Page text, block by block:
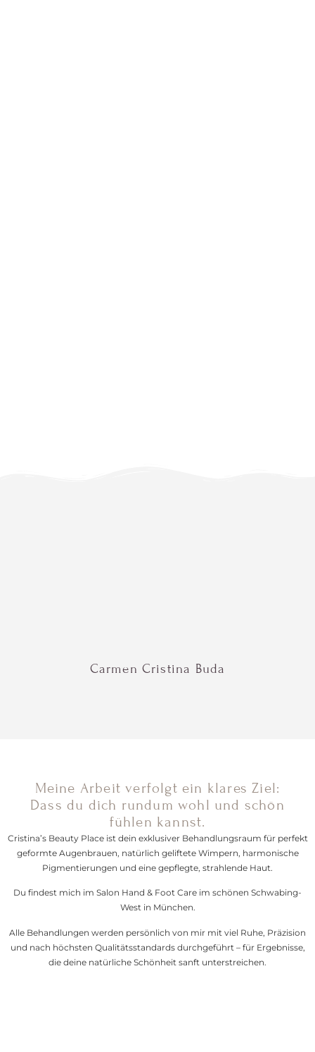
Carmen Cristina Buda
Meine Arbeit verfolgt ein klares Ziel:
Dass du dich rundum wohl und schön
fühlen kannst.
Cristina’s Beauty Place ist dein exklusiver Behandlungsraum für perfekt
geformte Augenbrauen, natürlich geliftete Wimpern, harmonische
Pigmentierungen und eine gepflegte, strahlende Haut.
Du findest mich im Salon Hand & Foot Care im schönen Schwabing-
West in München.
Alle Behandlungen werden persönlich von mir mit viel Ruhe, Präzision
und nach höchsten Qualitätsstandards durchgeführt – für Ergebnisse,
die deine natürliche Schönheit sanft unterstreichen.